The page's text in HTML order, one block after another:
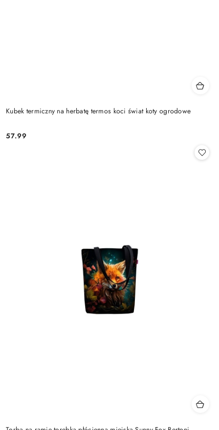
Kubek termiczny na herbatę termos koci świat koty ogrodowe
Cena:
57.99